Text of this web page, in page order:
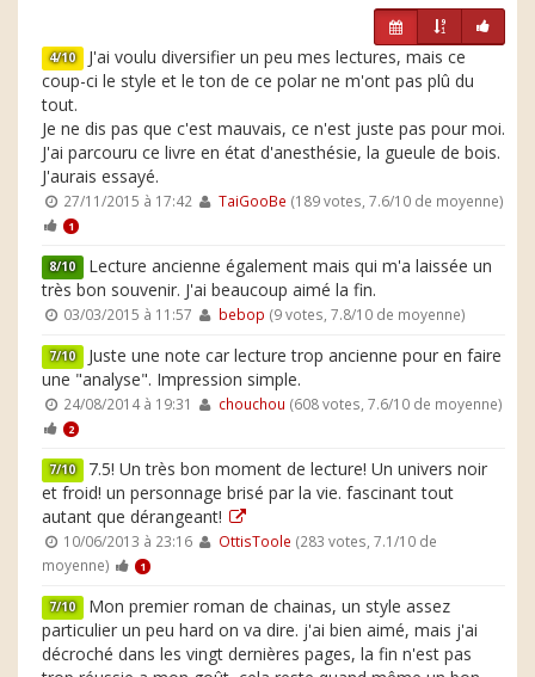
4/10 J'ai voulu diversifier un peu mes lectures, mais ce
coup-ci le style et le ton de ce polar ne m'ont pas plû du
tout.
Je ne dis pas que c'est mauvais, ce n'est juste pas pour moi.
J'ai parcouru ce livre en état d'anesthésie, la gueule de bois.
J'aurais essayé.
27/11/2015 à 17:42 TaiGooBe (189 votes, 7.6/10 de moyenne)
1
8/10 Lecture ancienne également mais qui m'a laissée un
très bon souvenir. J'ai beaucoup aimé la fin.
03/03/2015 à 11:57 bebop (9 votes, 7.8/10 de moyenne)
7/10 Juste une note car lecture trop ancienne pour en faire
une "analyse". Impression simple.
24/08/2014 à 19:31 chouchou (608 votes, 7.6/10 de moyenne)
2
7/10 7.5! Un très bon moment de lecture! Un univers noir
et froid! un personnage brisé par la vie. fascinant tout
autant que dérangeant!
10/06/2013 à 23:16 OttisToole (283 votes, 7.1/10 de
moyenne)
1
7/10 Mon premier roman de chainas, un style assez
particulier un peu hard on va dire. j'ai bien aimé, mais j'ai
décroché dans les vingt dernières pages, la fin n'est pas